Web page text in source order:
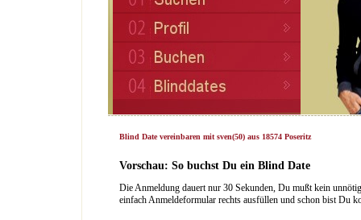
Blind Date vereinbaren mit sven(50) aus 18574 Poseritz
Vorschau: So buchst Du ein Blind Date
Die Anmeldung dauert nur 30 Sekunden, Du mußt kein
einfach Anmeldeformular rechts ausfüllen und schon bist Du